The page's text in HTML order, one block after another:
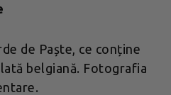
de Paște, ce conține
belgiană. Fotografia